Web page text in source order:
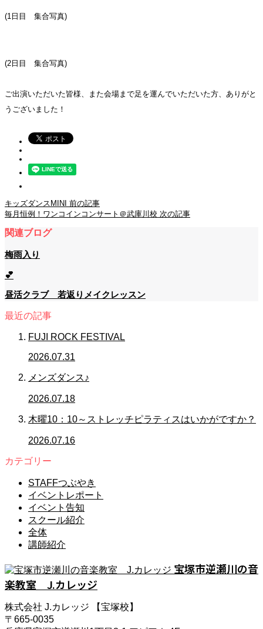
(1日目 集合写真)
(2日目 集合写真)
ご出演いただいた皆様、また会場まで足を運んでいただいた方、ありがと
うございました！
キッズダンスMINI 前の記事
毎月恒例！ワンコインコンサート＠武庫川校 次の記事
関連ブログ
梅雨入り
💕
昼活クラブ 若返りメイクレッスン
最近の記事
FUJI ROCK FESTIVAL
2026.07.31
メンズダンス♪
2026.07.18
木曜10：10～ストレッチピラティスはいかがですか？
2026.07.16
カテゴリー
STAFFつぶやき
イベントレポート
イベント告知
スクール紹介
全体
講師紹介
宝塚市逆瀬川の音
楽教室 J.カレッジ
株式会社 J.カレッジ 【宝塚校】
〒665-0035